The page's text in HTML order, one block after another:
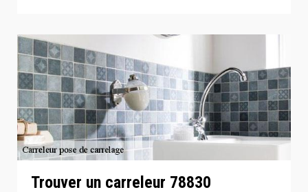
Trouver un carreleur 78830